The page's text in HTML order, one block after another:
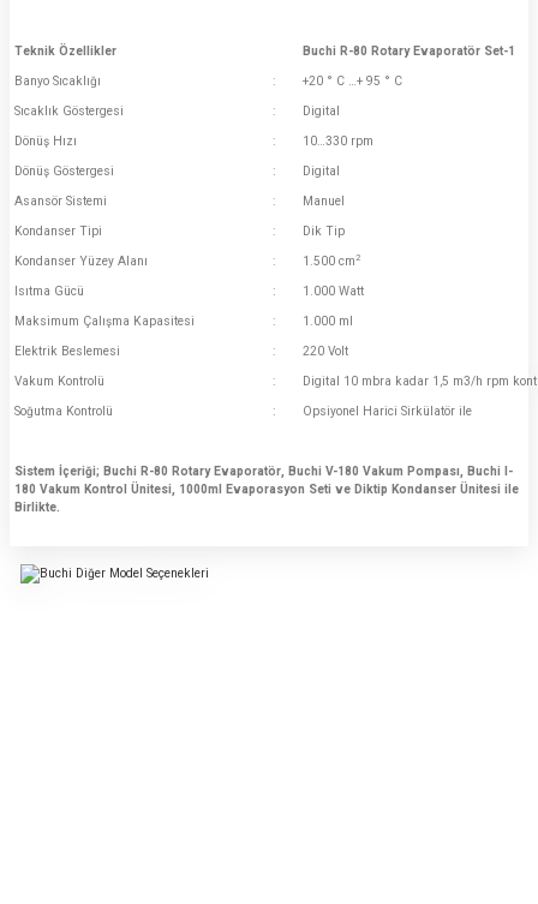
Teknik Özellikler
Buchi R-80 Rotary Evaporatör Set-1
Banyo Sıcaklığı
:
+20 ° C …+ 95 ° C
Sıcaklık Göstergesi
:
Digital
Dönüş Hızı
:
10…330 rpm
Dönüş Göstergesi
:
Digital
Asansör Sistemi
:
Manuel
Kondanser Tipi
:
Dik Tip
Kondanser Yüzey Alanı
: 1.500 cm2
Isıtma Gücü :
1.000 Watt
Maksimum Çalışma Kapasitesi
:
1.000 ml
Elektrik Beslemesi
:
220 Volt
Vakum Kontrolü
:
Digital 10 mbra kadar 1,5 m3/h rpm
Soğutma Kontrolü
: Opsiyonel Harici Sirkülatör ile
Sistem İçeriği; Buchi R-80 Rotary Evaporatör, Buchi V-180 Vakum Pompası, Buchi I-
180 Vakum Kontrol Ünitesi, 1000ml Evaporasyon Seti ve Diktip Kondanser Ünitesi ile
Birlikte.